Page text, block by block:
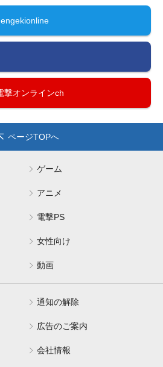
撃オンラインch
ページTOPへ
ゲーム
アニメ
電撃PS
女性向け
動画
通知の解除
広告のご案内
会社情報